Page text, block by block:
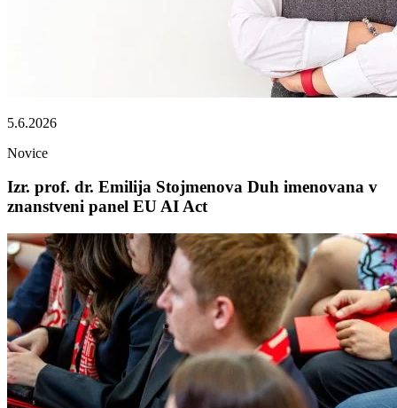
5.6.2026
Novice
Izr. prof. dr. Emilija Stojmenova Duh imenovana v
znanstveni panel EU AI Act